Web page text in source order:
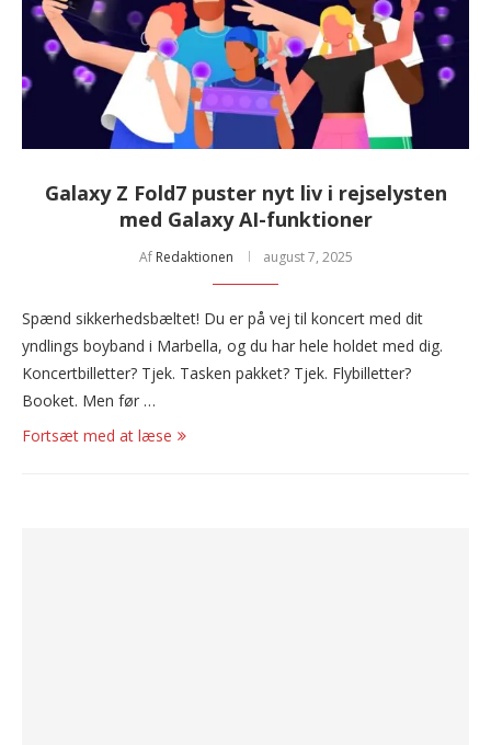
Galaxy Z Fold7 puster nyt liv i rejselysten
med Galaxy AI-funktioner
Af Redaktionen august 7, 2025
Spænd sikkerhedsbæltet! Du er på vej til koncert med dit
yndlings boyband i Marbella, og du har hele holdet med dig.
Koncertbilletter? Tjek. Tasken pakket? Tjek. Flybilletter?
Booket. Men før …
Fortsæt med at læse